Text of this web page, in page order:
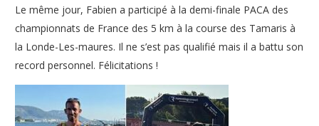
Le même jour, Fabien a participé à la demi-finale PACA des
championnats de France des 5 km à la course des Tamaris à
la Londe-Les-maures. Il ne s’est pas qualifié mais il a battu son
record personnel. Félicitations !